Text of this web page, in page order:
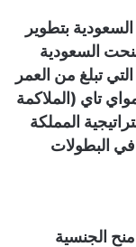
بتطوير
السعودية
تبلغ من العمر
تاي (الملاكمة
المملكة
في البطولات
الجنسية